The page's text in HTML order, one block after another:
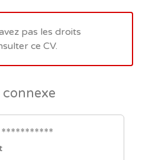
pas les droits
ce CV.